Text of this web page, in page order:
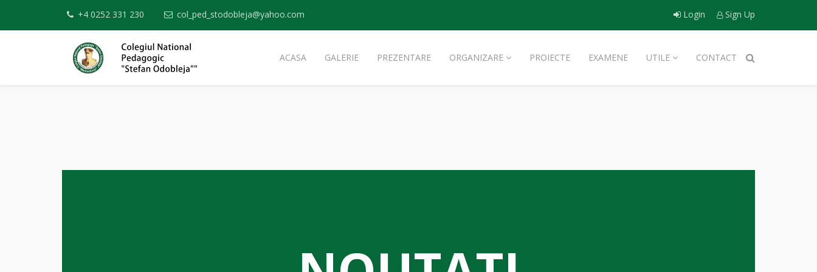
+4 0252 331 230 col_ped_stodobleja@yahoo.com Login Sign Up
ACASA GALERIE PREZENTARE ORGANIZARE PROIECTE EXAMENE UTILE CONTACT